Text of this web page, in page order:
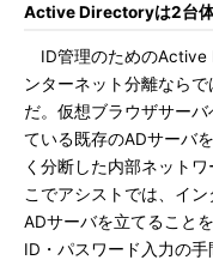
Active Directoryは2台
ID管理のためのActive
ンターネット分離なら
だ。仮想ブラウザサー
ている既存のADサーバ
く分断した内部ネット
こでアシストでは、イ
ADサーバを立てること
ID・パスワード入力の